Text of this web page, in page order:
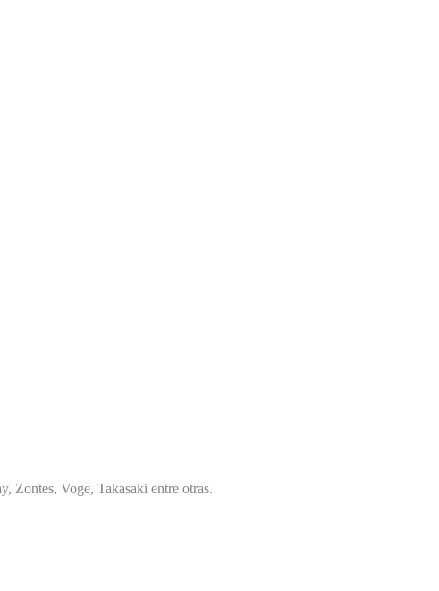
Zontes, Voge, Takasaki entre otras.